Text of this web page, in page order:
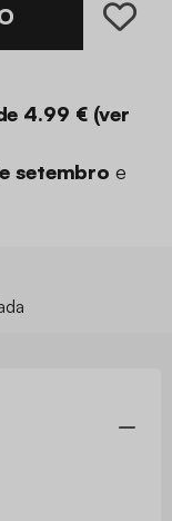
4.99 €(ver
setembroe